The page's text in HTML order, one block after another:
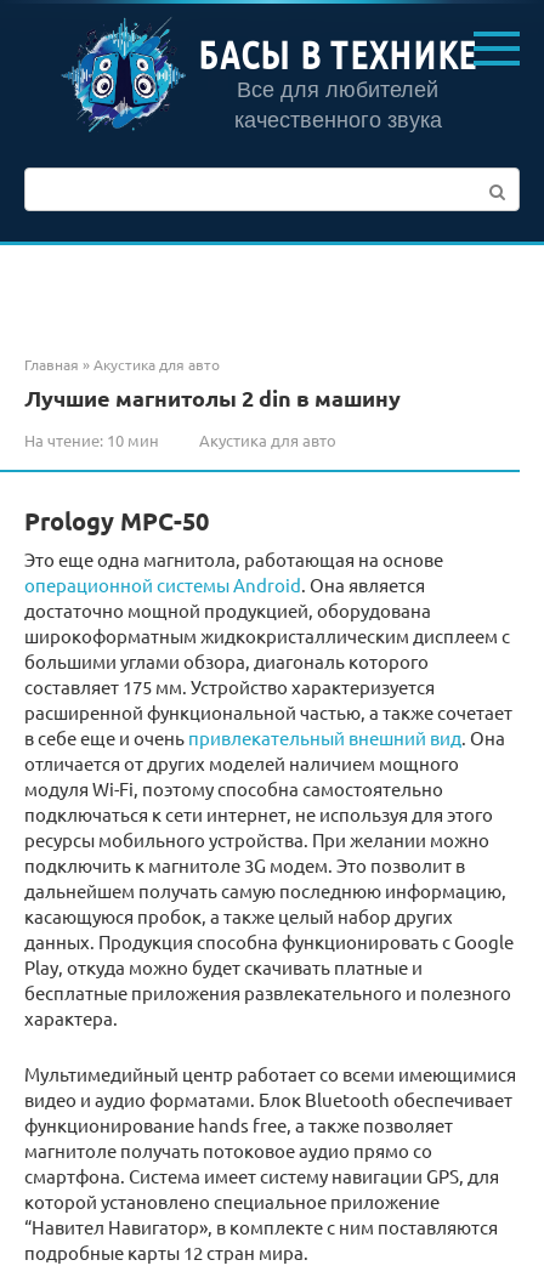
контенту
БАСЫ В ТЕХНИКЕ
Все для любителей
качественного звука
Главная »Акустика для авто
Лучшие магнитолы 2 din в машину
На чтение: 10 мин Акустика для авто
Prology MPC-50
Это еще одна магнитола, работающая на основе
операционной системы Android. Она является
достаточно мощной продукцией, оборудована
широкоформатным жидкокристаллическим дисплеем с
большими углами обзора, диагональ которого
составляет 175 мм. Устройство характеризуется
расширенной функциональной частью, а также сочетает
в себе еще и очень привлекательный внешний вид. Она
отличается от других моделей наличием мощного
модуля Wi-Fi, поэтому способна самостоятельно
подключаться к сети интернет, не используя для этого
ресурсы мобильного устройства. При желании можно
подключить к магнитоле 3G модем. Это позволит в
дальнейшем получать самую последнюю информацию,
касающуюся пробок, а также целый набор других
данных. Продукция способна функционировать с Google
Play, откуда можно будет скачивать платные и
бесплатные приложения развлекательного и полезного
характера.
Мультимедийный центр работает со всеми имеющимися
видео и аудио форматами. Блок Bluetooth обеспечивает
функционирование hands free, а также позволяет
магнитоле получать потоковое аудио прямо со
смартфона. Система имеет систему навигации GPS, для
которой установлено специальное приложение
“Навител Навигатор», в комплекте с ним поставляются
подробные карты 12 стран мира.